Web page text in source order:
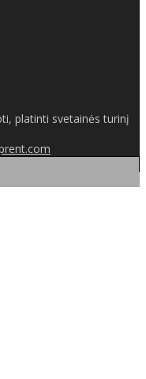
platinti svetainės turinį